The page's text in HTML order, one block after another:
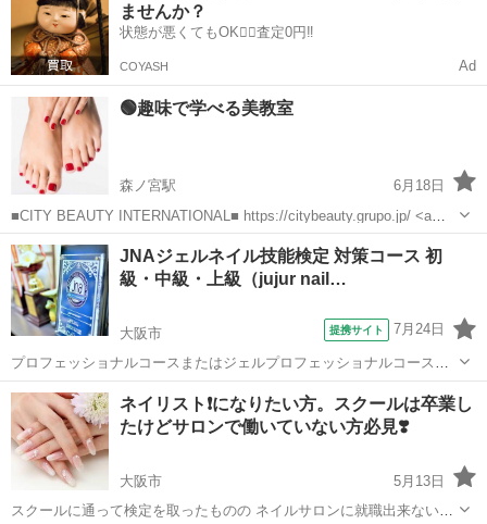
ませんか？
状態が悪くてもOK🙆‍♀️査定0円‼️
COYASH Ad
🟢趣味で学べる美教室
森ノ宮駅
6月18日
■CITY BEAUTY INTERNATIONAL■ https://citybeauty.grupo.jp/ <a
href="https://lin.ee/LqXow6e"><img src="ht...
大阪 大阪市 ネイル 趣味
JNAジェルネイル技能検定 対策コース 初
級・中級・上級（jujur nail…
大阪市 提携サイト 7月24日
プロフェッショナルコースまたはジェルプロフェッショナルコース在
校生、卒業生、他校スクール卒業生。 試験内容を勉強されている
方。 試験を受験したが不合格だった方。
大阪 大阪市 ネイル
ネイリスト❗️になりたい方。スクールは卒業し
たけどサロンで働いていない方必見❣️
大阪市
5月13日
スクールに通って検定を取ったものの ネイルサロンに就職出来ない方